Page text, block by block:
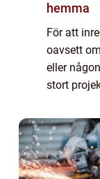
hemma
För att
oavsett
eller
stort